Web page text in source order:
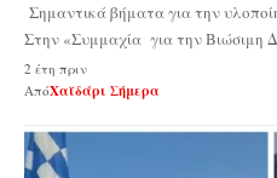
Σημαντικά βήματα για την
Στην «Συμμαχία για την Βιώσιμη
2 έτη πριν
ΑπόΧαϊδάρι Σήμερα